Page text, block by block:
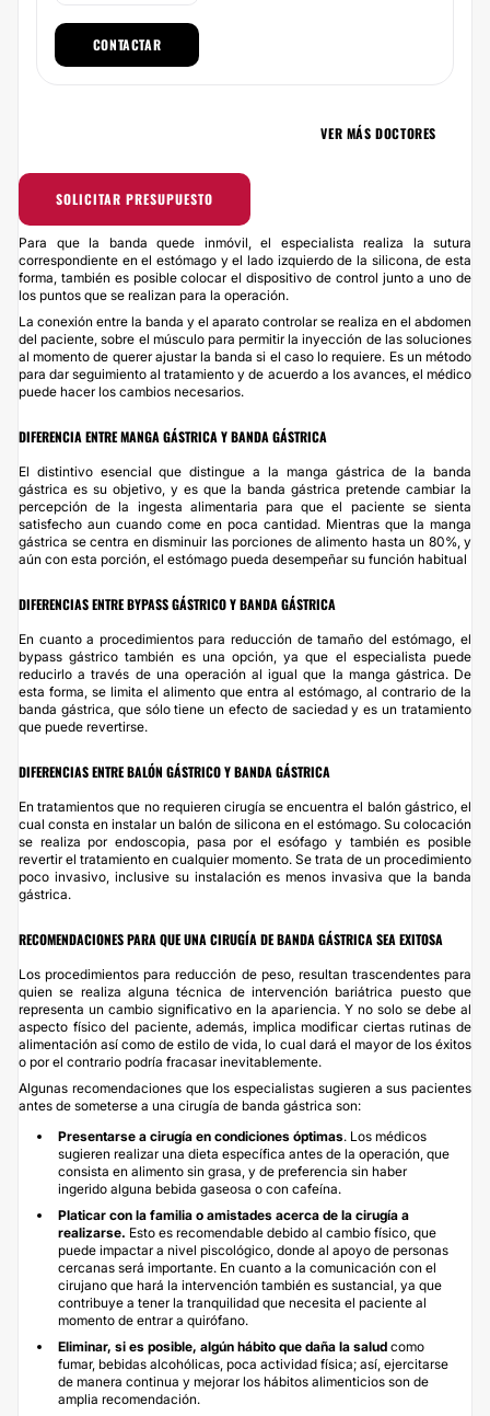
CONTACTAR
VER MÁS DOCTORES
SOLICITAR PRESUPUESTO
Para que la banda quede inmóvil, el especialista realiza la sutura
correspondiente en el estómago y el lado izquierdo de la silicona, de esta
forma, también es posible colocar el dispositivo de control junto a uno de
los puntos que se realizan para la operación.
La conexión entre la banda y el aparato controlar se realiza en el abdomen
del paciente, sobre el músculo para permitir la inyección de las soluciones
al momento de querer ajustar la banda si el caso lo requiere. Es un método
para dar seguimiento al tratamiento y de acuerdo a los avances, el médico
puede hacer los cambios necesarios.
DIFERENCIA ENTRE MANGA GÁSTRICA Y BANDA GÁSTRICA
El distintivo esencial que distingue a la manga gástrica de la banda
gástrica es su objetivo, y es que la banda gástrica pretende cambiar la
percepción de la ingesta alimentaria para que el paciente se sienta
satisfecho aun cuando come en poca cantidad. Mientras que la manga
gástrica se centra en disminuir las porciones de alimento hasta un 80%, y
aún con esta porción, el estómago pueda desempeñar su función habitual
DIFERENCIAS ENTRE BYPASS GÁSTRICO Y BANDA GÁSTRICA
En cuanto a procedimientos para reducción de tamaño del estómago, el
bypass gástrico también es una opción, ya que el especialista puede
reducirlo a través de una operación al igual que la manga gástrica. De
esta forma, se limita el alimento que entra al estómago, al contrario de la
banda gástrica, que sólo tiene un efecto de saciedad y es un tratamiento
que puede revertirse.
DIFERENCIAS ENTRE BALÓN GÁSTRICO Y BANDA GÁSTRICA
En tratamientos que no requieren cirugía se encuentra el balón gástrico, el
cual consta en instalar un balón de silicona en el estómago. Su colocación
se realiza por endoscopia, pasa por el esófago y también es posible
revertir el tratamiento en cualquier momento. Se trata de un procedimiento
poco invasivo, inclusive su instalación es menos invasiva que la banda
gástrica.
RECOMENDACIONES PARA QUE UNA CIRUGÍA DE BANDA GÁSTRICA SEA EXITOSA
Los procedimientos para reducción de peso, resultan trascendentes para
quien se realiza alguna técnica de intervención bariátrica puesto que
representa un cambio significativo en la apariencia. Y no solo se debe al
aspecto físico del paciente, además, implica modificar ciertas rutinas de
alimentación así como de estilo de vida, lo cual dará el mayor de los éxitos
o por el contrario podría fracasar inevitablemente.
Algunas recomendaciones que los especialistas sugieren a sus pacientes
antes de someterse a una cirugía de banda gástrica son:
Presentarse a cirugía en condiciones óptimas. Los médicos
sugieren realizar una dieta específica antes de la operación, que
consista en alimento sin grasa, y de preferencia sin haber
ingerido alguna bebida gaseosa o con cafeína.
Platicar con la familia o amistades acerca de la cirugía a
realizarse. Esto es recomendable debido al cambio físico, que
puede impactar a nivel piscológico, donde al apoyo de personas
cercanas será importante. En cuanto a la comunicación con el
cirujano que hará la intervención también es sustancial, ya que
contribuye a tener la tranquilidad que necesita el paciente al
momento de entrar a quirófano.
Eliminar, si es posible, algún hábito que daña la salud como
fumar, bebidas alcohólicas, poca actividad física; así, ejercitarse
de manera continua y mejorar los hábitos alimenticios son de
amplia recomendación.